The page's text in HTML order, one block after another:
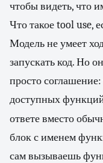
чтобы видеть, что
Что такое tool use,
Модель не умеет
запускать код. Но
просто
доступных
ответе вместо
блок с именем
сам вызываешь